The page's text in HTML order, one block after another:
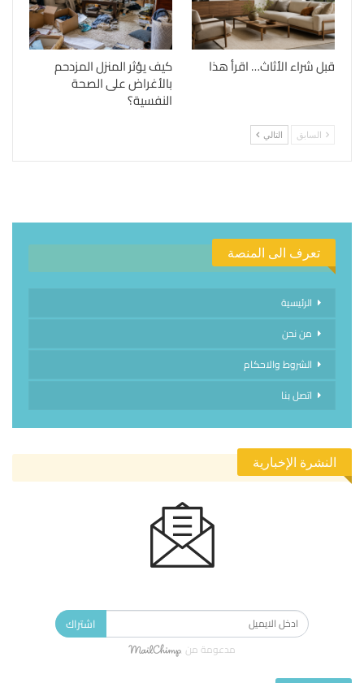
قبل شراء الأثاث… اقرأ هذا كيف يؤثر المنزل المزدحم
بالأغراض على الصحة
النفسية؟
السابق التالي
تعرف الى المنصة
الرئيسية
من نحن
الشروط والاحكام
اتصل بنا
النشرة الإخبارية
اشتراك
مدعومة من